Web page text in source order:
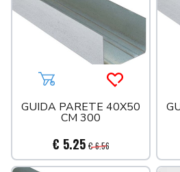
Aggiungi al carrelloAcquista più
GUIDA PARETE 40X50
CM 300
€ 5.25 € 6.56